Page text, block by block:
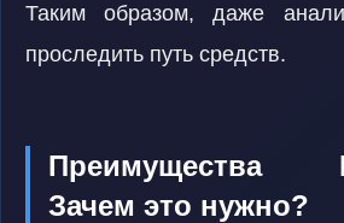
Таким образом, даже
проследить путь средств.
Преимущества
Зачем это нужно?